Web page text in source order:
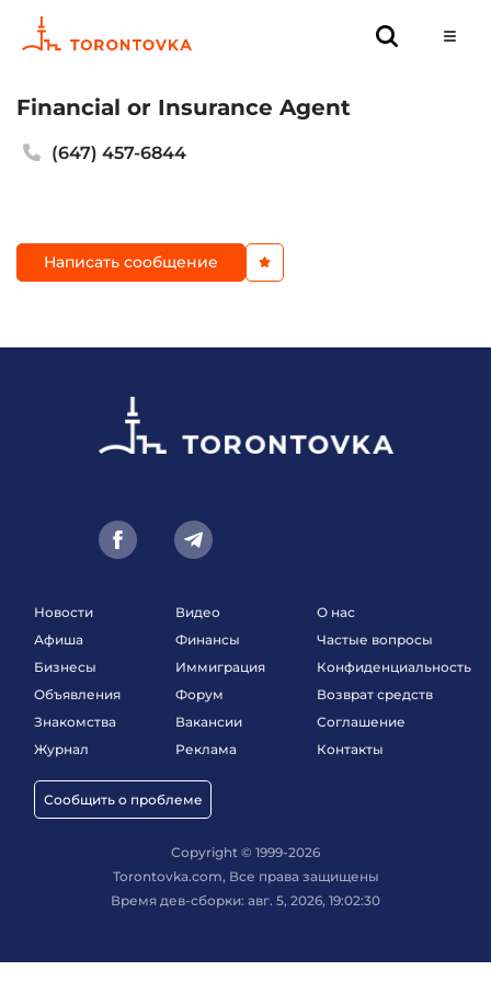
Financial or Insurance Agent
(647) 457-6844
Написать сообщение
Новости
Афиша
Бизнесы
Объявления
Знакомства
Журнал
Сообщить о проблеме
Видео
Финансы
Иммиграция
Форум
Вакансии
Реклама
О нас
Частые вопросы
Конфиденциальность
Возврат средств
Соглашение
Контакты
Copyright © 1999-2026
Torontovka.com, Все права защищены
Время дев-сборки: авг. 5, 2026, 19:02:30